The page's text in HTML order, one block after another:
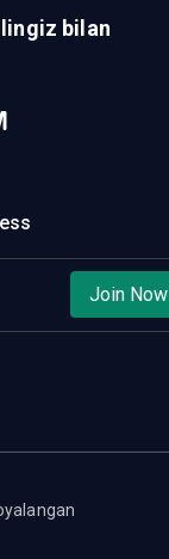
bilan
Join Now